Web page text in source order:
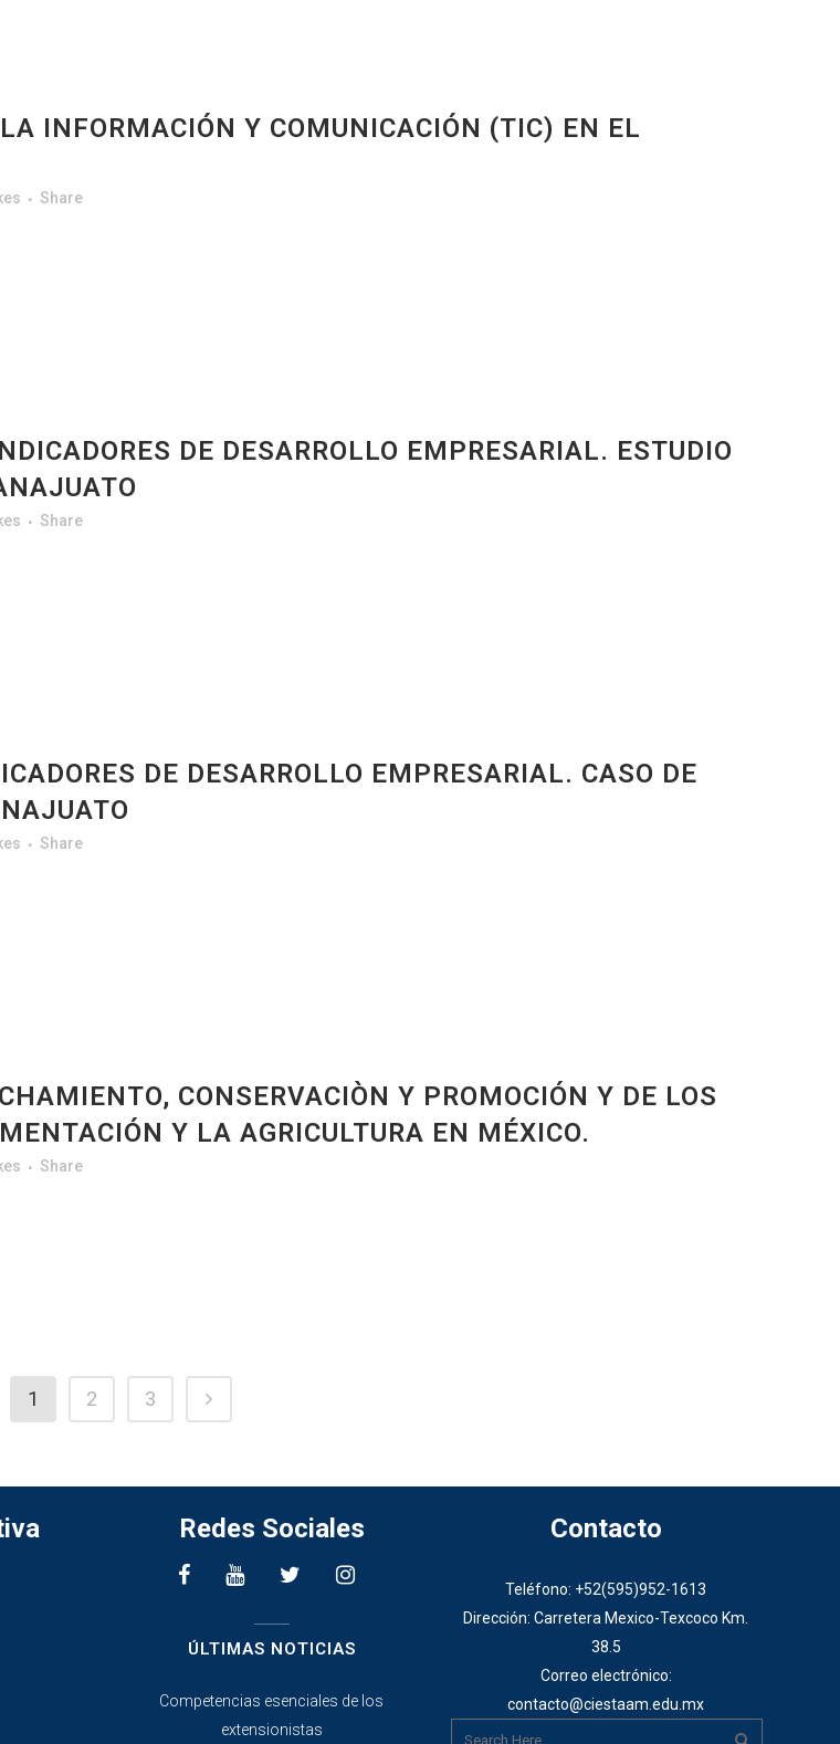
INFORMACIÓN Y COMUNICACIÓN (TIC) EN EL
Share
DE DESARROLLO EMPRESARIAL. ESTUDIO
Share
DE DESARROLLO EMPRESARIAL. CASO DE
Share
CONSERVACIÒN Y PROMOCIÓN Y DE LOS
Y LA AGRICULTURA EN MÉXICO.
Share
1 2 3
Redes Sociales
ÚLTIMAS NOTICIAS
Competencias esenciales de los
extensionistas
Contacto
Teléfono: +52(595)952-1613
Dirección: Carretera Mexico-Texcoco Km.
38.5
Correo electrónico:
contacto@ciestaam.edu.mx